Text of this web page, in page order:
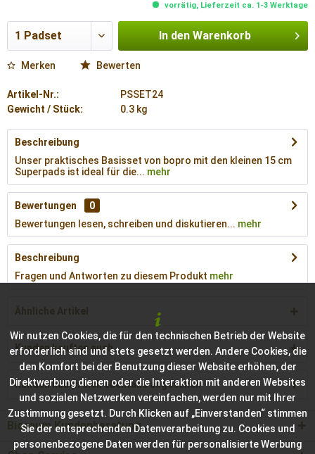
vorrätig, Lieferzeit ca. 1-3 Werktage
In den Warenkorb
Merken Bewerten
Artikel-Nr.:
PSSET24
Gewicht / Stück:
0.3 kg
Beschreibung
Unser praktisches Basisset von bopro mit den kleinen 15 cm
Superpads ist ideal für die... mehr
Bewertungen
0
Bewertungen lesen, schreiben und diskutieren... mehr
Beschreibung
Fragen und Antworten zu diesem Produkt mehr
Ähnliche Artikel
Kunden kauften auch
Kunden haben sich ebenfalls angesehen
Bioraum Kundenberatung
Wir nutzen Cookies, die für den technischen Betrieb der Website
erforderlich sind und stets gesetzt werden. Andere Cookies, die
den Komfort bei der Benutzung dieser Website erhöhen, der
Direktwerbung dienen oder die Interaktion mit anderen Websites
und sozialen Netzwerken vereinfachen, werden nur mit Ihrer
Zustimmung gesetzt. Durch Klicken auf „Einverstanden“ stimmen
Sie der entsprechenden Datenverarbeitung zu. Cookies und
personenbezogene Daten werden für personalisierte Werbung